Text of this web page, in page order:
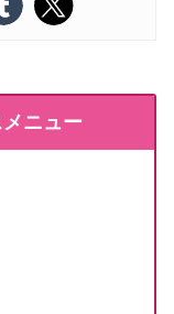
ニュー